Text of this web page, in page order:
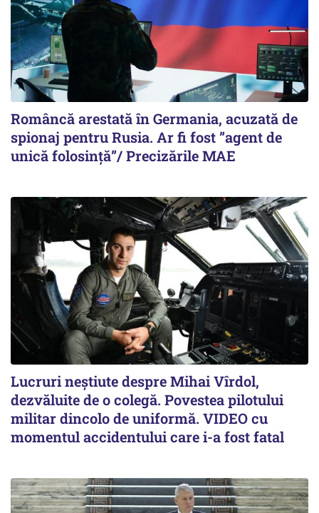
Româncă arestată în Germania, acuzată de
spionaj pentru Rusia. Ar fi fost ”agent de
unică folosință”/ Precizările MAE
Lucruri neștiute despre Mihai Vîrdol,
dezvăluite de o colegă. Povestea pilotului
militar dincolo de uniformă. VIDEO cu
momentul accidentului care i-a fost fatal